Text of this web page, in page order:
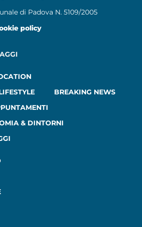
di Padova N. 5109/2005
policy
BREAKING NEWS
& DINTORNI